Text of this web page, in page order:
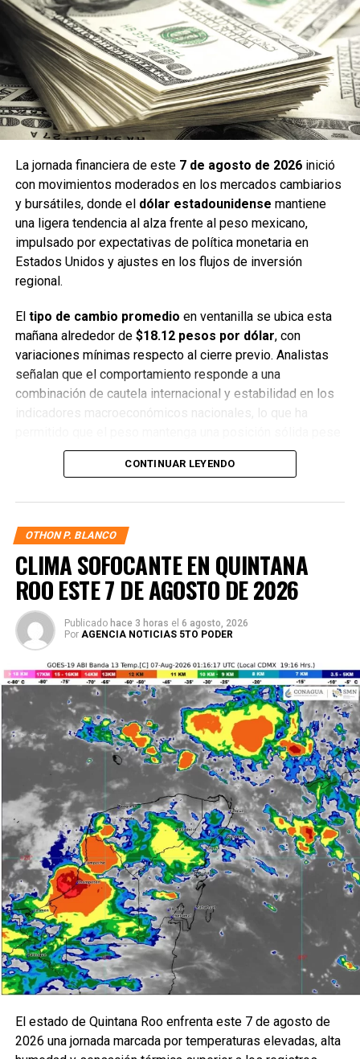
La jornada financiera de este 7 de agosto de 2026inició
con movimientos moderados en los mercados cambiarios
y bursátiles, donde el dólar estadounidense mantiene
una ligera tendencia al alza frente al peso mexicano,
impulsado por expectativas de política monetaria en
Estados Unidos y ajustes en los flujos de inversión
regional.
El tipo de cambio promedio en ventanilla se ubica esta
mañana alrededor de $18.12 pesos por dólar, con
variaciones mínimas respecto al cierre previo. Analistas
señalan que el comportamiento responde a una
combinación de cautela internacional y estabilidad en los
indicadores macroeconómicos nacionales, lo que ha
a la presión externa.
de la siguiente manera:
Cotización Bancaria
Tipo de Cambio— Citibanamex: $18.30
Mercado Cambiario— Banorte: $18.20
Precio del Dólar— Santander: $18.22
En cuanto a laBolsa Mexicana de Valores, el Índice de
Precios y Cotizaciones (IPC) registra un avance moderado
cercano al0.45%, impulsado por emisoras del sector
industrial y de consumo básico. La estabilidad del
mercado refleja confianza en los datos económicos
recientes y en la expectativa de que las próximas
decisiones de política monetaria mantengan un entorno
favorable para la inversión.
Los especialistas coinciden en que la combinación de un
dólar estable, un IPC en terreno positivo y una inflación
controlada genera un panorama de relativa calma para los
inversionistas, aunque recomiendan mantenerse atentos a
los anuncios internacionales que podrían influir en el
comportamiento del peso en los próximos días.
Fuente: 5to Poder Agencia de Noticias
CONTINUAR LEYENDO
OTHON P. BLANCO
CLIMA SOFOCANTE EN QUINTANA
ROO ESTE 7 DE AGOSTO DE 2026
Publicado hace 3 horas el 6 agosto, 2026
Por AGENCIA NOTICIAS 5TO PODER
El estado de Quintana Roo enfrenta este 7 de agosto de
2026 una jornada marcada por temperaturas elevadas, alta